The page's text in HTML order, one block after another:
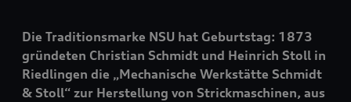
Die Traditionsmarke NSU hat Geburtstag: 1873
gründeten Christian Schmidt und Heinrich Stoll in
Riedlingen die „Mechanische Werkstätte Schmidt
& Stoll“ zur Herstellung von Strickmaschinen, aus